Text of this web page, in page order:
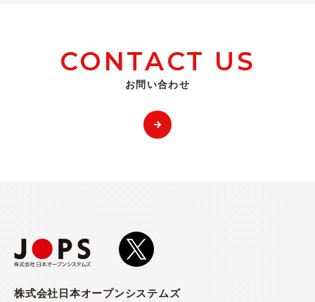
CONTACT US
お問い合わせ
株式会社日本オープンシステムズ